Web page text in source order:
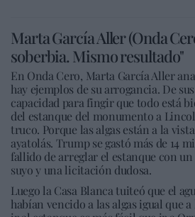
Marta García Aller (Onda
soberbia. Mismo resultado"
En Onda Cero, Marta García Aller
hay ejemplos de su arrogancia. De
capacidad para fingir que todo está
del estanque del monumento a
truco. Porque las algas están a la
ayatolás. Trump se gastó más de 14
fallido de arreglar el estanque con
suyo y una licitación dudosa.
Luego la Casa Blanca tuiteó que el
habían vencido a las algas igual que